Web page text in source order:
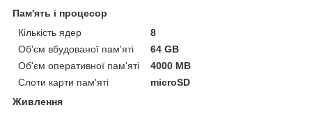
Пам'ять і процесор
Кількість ядер
8
Об'єм вбудованої пам'яті
64 GB
Об'єм оперативної пам'яті
4000 MB
Слоти карти пам'яті
microSD
Живлення